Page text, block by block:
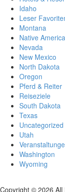
Idaho
Leser
Montana
Native
Nevada
New Mexico
North Dakota
Oregon
Pferd & Reiter
Reiseziele
South Dakota
Texas
Uncategorized
Utah
Washington
Wyoming
Copyright © 2026 All